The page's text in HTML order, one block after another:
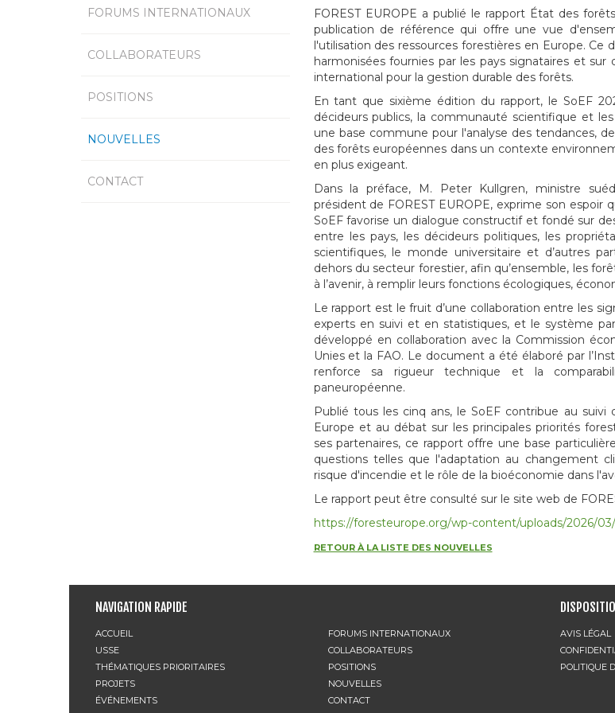
FORUMS INTERNATIONAUX
COLLABORATEURS
POSITIONS
NOUVELLES
CONTACT
FOREST EUROPE a publié le rapport État des
publication de référence qui offre une vue
l'utilisation des ressources forestières en Europe. Ce
harmonisées fournies par les pays signataires et sur
international pour la gestion durable des forêts.
En tant que sixième édition du rapport, le SoEF
décideurs publics, la communauté scientifique et
une base commune pour l'analyse des tendances,
des forêts européennes dans un contexte
en plus exigeant.
Dans la préface, M. Peter Kullgren, ministre
président de FOREST EUROPE, exprime son
SoEF favorise un dialogue constructif et fondé sur
entre les pays, les décideurs politiques, les
scientifiques, le monde universitaire et d’autres
dehors du secteur forestier, afin qu’ensemble, les
à l’avenir, à remplir leurs fonctions écologiques,
Le rapport est le fruit d’une collaboration entre les
experts en suivi et en statistiques, et le système
développé en collaboration avec la Commission
Unies et la FAO. Le document a été élaboré par
renforce sa rigueur technique et la
paneuropéenne.
Publié tous les cinq ans, le SoEF contribue au
Europe et au débat sur les principales priorités
ses partenaires, ce rapport offre une base
questions telles que l'adaptation au changement
risque d'incendie et le rôle de la bioéconomie dans
Le rapport peut être consulté sur le site web de
https://foresteurope.org/wp-content/uploads/2026/
RETOUR À LA LISTE DES NOUVELLES
NAVIGATION RAPIDE
ACCUEIL
USSE
THÉMATIQUES PRIORITAIRES
PROJETS
ÉVÉNEMENTS
FORUMS INTERNATIONAUX
COLLABORATEURS
POSITIONS
NOUVELLES
CONTACT
AVIS LÉGAL
POLITIQUE